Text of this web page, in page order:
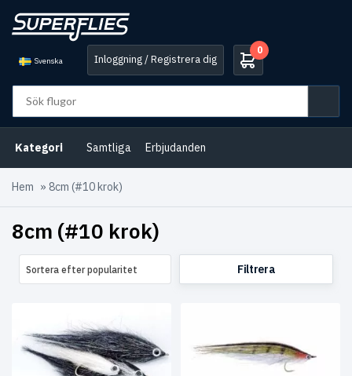
Svenska Inloggning / Registrera dig
0
Kategori Samtliga Erbjudanden
Hem » 8cm (#10 krok)
8cm (#10 krok)
Sortera efter popularitet Filtrera